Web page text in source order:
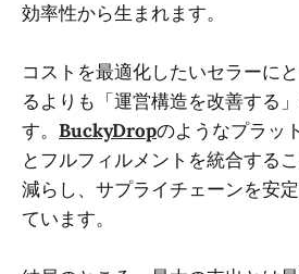
効率性から生まれます。
コストを最適化したいセラーに
るよりも「運営構造を改善する
す。 BuckyDropのようなプラッ
とフルフィルメントを統合する
減らし、サプライチェーンを安
ています。